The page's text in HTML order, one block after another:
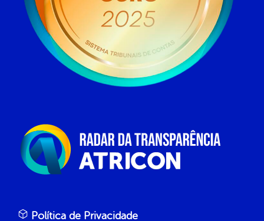
Política de Privacidade